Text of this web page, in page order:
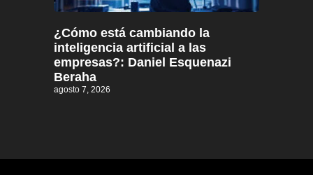
¿Cómo está cambiando la
inteligencia artificial a las
empresas?: Daniel Esquenazi
Beraha
agosto 7, 2026